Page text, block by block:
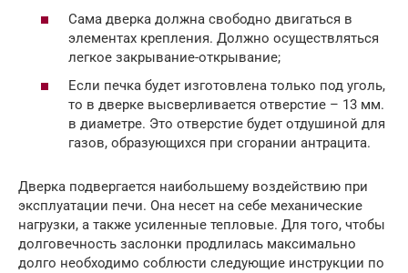
Сама дверка должна свободно двигаться в
элементах крепления. Должно осуществляться
легкое закрывание-открывание;
Если печка будет изготовлена только под уголь,
то в дверке высверливается отверстие – 13 мм.
в диаметре. Это отверстие будет отдушиной для
газов, образующихся при сгорании антрацита.
Дверка подвергается наибольшему воздействию при
эксплуатации печи. Она несет на себе механические
нагрузки, а также усиленные тепловые. Для того, чтобы
долговечность заслонки продлилась максимально
долго необходимо соблюсти следующие инструкции по